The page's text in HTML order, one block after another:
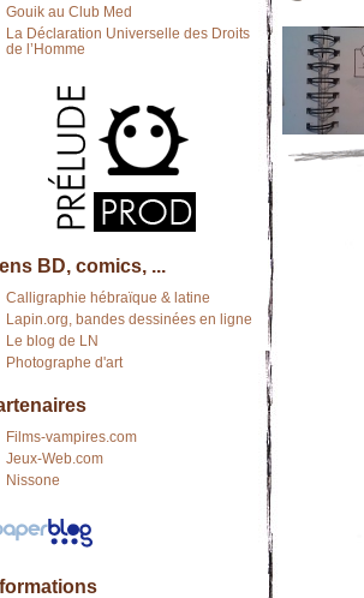
Gouik au Club Med
La Déclaration Universelle des Droits
de l’Homme
BD, comics, ...
Calligraphie hébraïque & latine
Lapin.org, bandes dessinées en ligne
Le blog de LN
Photographe d'art
Films-vampires.com
Jeux-Web.com
Nissone